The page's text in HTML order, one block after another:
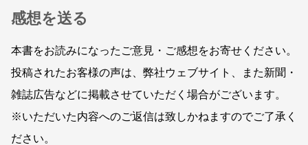
感想を送る
本書をお読みになったご意見・ご感想をお寄せください。
投稿されたお客様の声は、弊社ウェブサイト、また新聞・
雑誌広告などに掲載させていただく場合がございます。
※いただいた内容へのご返信は致しかねますのでご了承く
ださい。